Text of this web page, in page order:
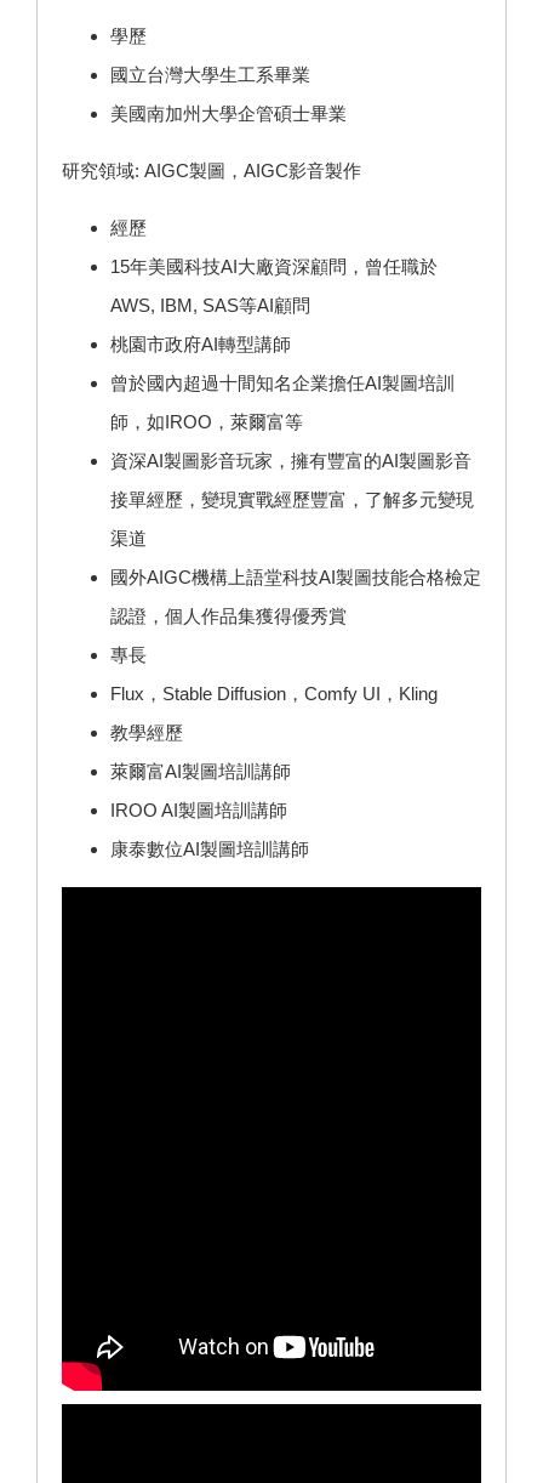
學歷
國立台灣大學生工系畢業
美國南加州大學企管碩士畢業
研究領域: AIGC製圖，AIGC影音製作
經歷
15年美國科技AI大廠資深顧問，曾任職於
AWS, IBM, SAS等AI顧問
桃園市政府AI轉型講師
曾於國內超過十間知名企業擔任AI製圖培訓
師，如IROO，萊爾富等
資深AI製圖影音玩家，擁有豐富的AI製圖影音
接單經歷，變現實戰經歷豐富，了解多元變現
渠道
國外AIGC機構上語堂科技AI製圖技能合格檢定
認證，個人作品集獲得優秀賞
專長
Flux，Stable Diffusion，Comfy UI，Kling
教學經歷
萊爾富AI製圖培訓講師
IROO AI製圖培訓講師
康泰數位AI製圖培訓講師